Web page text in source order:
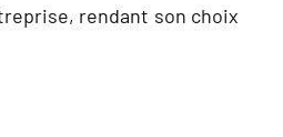
rendant son choix